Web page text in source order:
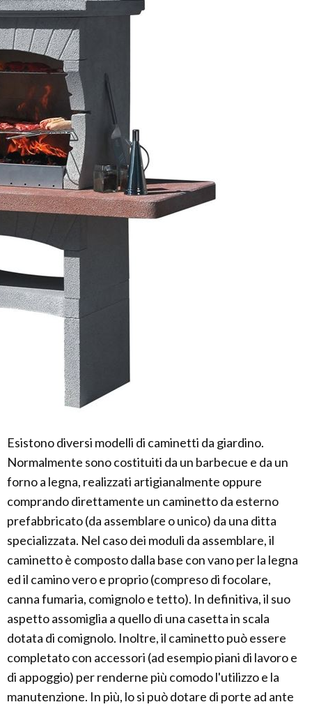
Esistono diversi modelli di caminetti da giardino.
Normalmente sono costituiti da un barbecue e da un
forno a legna, realizzati artigianalmente oppure
comprando direttamente un caminetto da esterno
prefabbricato (da assemblare o unico) da una ditta
specializzata. Nel caso dei moduli da assemblare, il
caminetto è composto dalla base con vano per la legna
ed il camino vero e proprio (compreso di focolare,
canna fumaria, comignolo e tetto). In definitiva, il suo
aspetto assomiglia a quello di una casetta in scala
dotata di comignolo. Inoltre, il caminetto può essere
completato con accessori (ad esempio piani di lavoro e
di appoggio) per renderne più comodo l'utilizzo e la
manutenzione. In più, lo si può dotare di porte ad ante